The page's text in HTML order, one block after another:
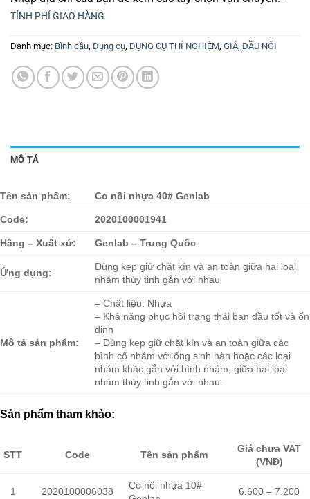
TÍNH PHÍ GIAO HÀNG
Danh mục: Bình cầu Dụng cụ DỤNG CỤ THÍ NGHIỆM GIÁ, ĐẦU NỐI
MÔ TẢ
Tên sản phẩm: Co nối nhựa 40# Genlab
Code: 2020100001941
Hãng – Xuất xứ: Genlab – Trung Quốc
Ứng dụng:
Dùng kẹp giữ chặt kín và an toàn giữa hai loại
nhám thủy tinh gắn với nhau
Mô tả sản phẩm:
– Chất liệu: Nhựa
– Khả năng phục hồi trạng thái ban đầu tốt và ổn
định
– Dùng kẹp giữ chặt kín và an toàn giữa các
bình cổ nhám với ống sinh hàn hoặc các loại
nhám khác gắn với bình nhám, giữa hai loại
nhám thủy tinh gắn với nhau.
Sản phẩm tham khảo:
STT Code Tên sản phẩm
Giá chưa VAT
(VNĐ)
1 2020100006038
Co nối nhựa 10#
6.600 – 7.200